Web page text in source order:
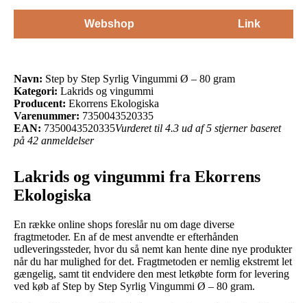
Webshop Link
Navn: Step by Step Syrlig Vingummi Ø – 80 gram
Kategori: Lakrids og vingummi
Producent: Ekorrens Ekologiska
Varenummer: 7350043520335
EAN: 7350043520335Vurderet til 4.3 ud af 5 stjerner baseret
på 42 anmeldelser
Lakrids og vingummi fra Ekorrens
Ekologiska
En række online shops foreslår nu om dage diverse
fragtmetoder. En af de mest anvendte er efterhånden
udleveringssteder, hvor du så nemt kan hente dine nye produkter
når du har mulighed for det. Fragtmetoden er nemlig ekstremt let
gængelig, samt tit endvidere den mest letkøbte form for levering
ved køb af Step by Step Syrlig Vingummi Ø – 80 gram.